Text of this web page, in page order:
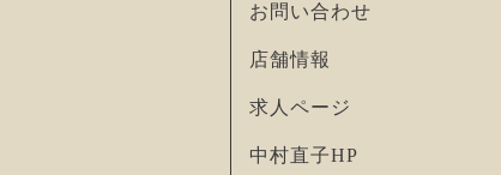
お問い合わせ
店舗情報
求人ページ
中村直子HP